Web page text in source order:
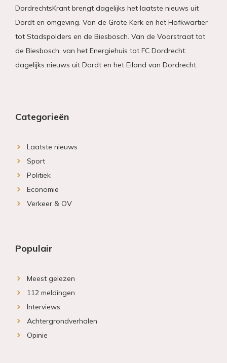
DordrechtsKrant brengt dagelijks het laatste nieuws uit
Dordt en omgeving. Van de Grote Kerk en het Hofkwartier
tot Stadspolders en de Biesbosch. Van de Voorstraat tot
de Biesbosch, van het Energiehuis tot FC Dordrecht:
dagelijks nieuws uit Dordt en het Eiland van Dordrecht.
Categorieën
Laatste nieuws
Sport
Politiek
Economie
Verkeer & OV
Populair
Meest gelezen
112 meldingen
Interviews
Achtergrondverhalen
Opinie